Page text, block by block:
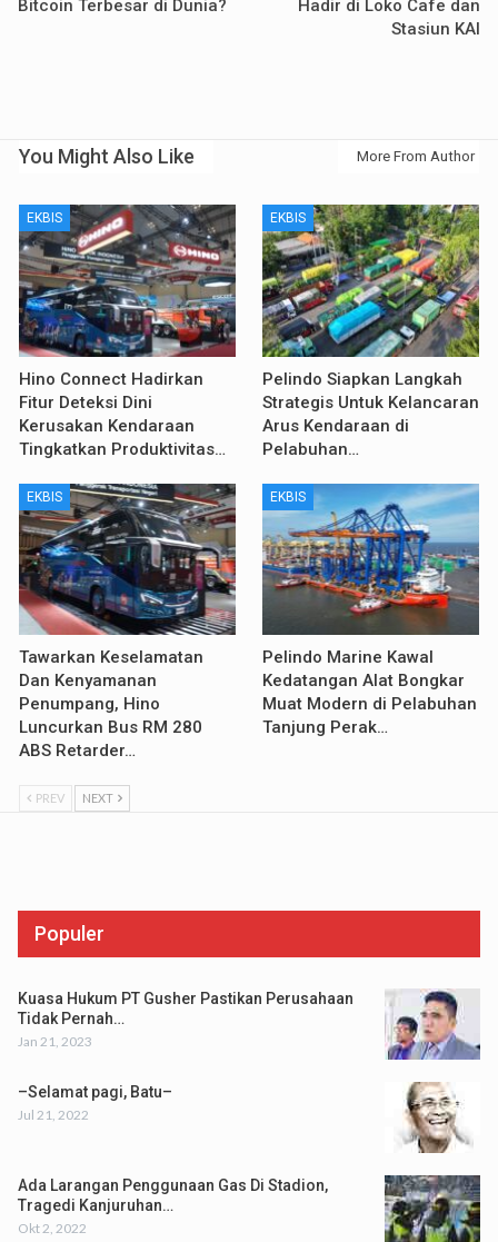
Bitcoin Terbesar di Dunia?
Hadir di Loko Cafe dan
Stasiun KAI
You Might Also Like More From Author
EKBIS
Hino Connect Hadirkan
Fitur Deteksi Dini
Kerusakan Kendaraan
Tingkatkan Produktivitas…
EKBIS
Pelindo Siapkan Langkah
Strategis Untuk Kelancaran
Arus Kendaraan di
Pelabuhan…
EKBIS
Tawarkan Keselamatan
Dan Kenyamanan
Penumpang, Hino
Luncurkan Bus RM 280
ABS Retarder…
EKBIS
Pelindo Marine Kawal
Kedatangan Alat Bongkar
Muat Modern di Pelabuhan
Tanjung Perak…
PREV NEXT
Populer
Kuasa Hukum PT Gusher Pastikan Perusahaan
Tidak Pernah…
Jan 21, 2023
–Selamat pagi, Batu–
Jul 21, 2022
Ada Larangan Penggunaan Gas Di Stadion,
Tragedi Kanjuruhan…
Okt 2, 2022